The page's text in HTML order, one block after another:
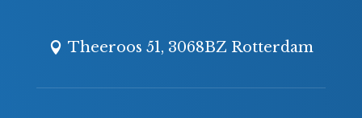
Theeroos 51, 3068BZ Rotterdam